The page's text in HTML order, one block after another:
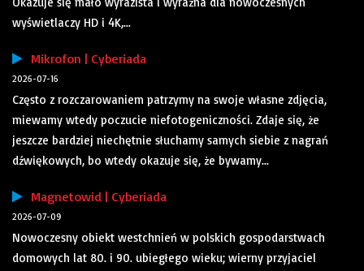
wyświetlaczy HD i 4K,...
Mikrofon | Cyberiada
2026-07-16
Często z rozczarowaniem patrzymy na swoje własne zdjęcia,
miewamy wtedy poczucie niefotogeniczności. Zdaje się, że
jeszcze bardziej niechętnie słuchamy samych siebie z nagrań
dźwiękowych, bo wtedy okazuje się, że bywamy...
Magnetowid | Cyberiada
2026-07-09
Nowoczesny obiekt westchnień w polskich gospodarstwach
domowych lat 80. i 90. ubiegłego wieku; wierny przyjaciel